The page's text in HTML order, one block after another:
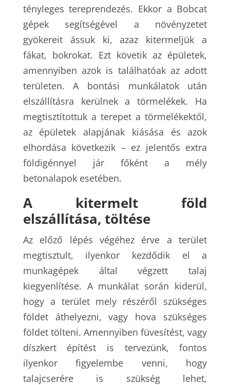
tényleges tereprendezés. Ekkor a Bobcat
gépek segítségével a növényzetet
gyökereit ássuk ki, azaz kitermeljük a
fákat, bokrokat. Ezt követik az épületek,
amennyiben azok is találhatóak az adott
területen. A bontási munkálatok után
elszállításra kerülnek a törmelékek. Ha
megtisztítottuk a terepet a törmelékektől,
az épületek alapjának kiásása és azok
elhordása következik – ez jelentős extra
földigénnyel jár főként a mély
betonalapok esetében.
A kitermelt föld
elszállítása, töltése
Az előző lépés végéhez érve a terület
megtisztult, ilyenkor kezdődik el a
munkagépek által végzett talaj
kiegyenlítése. A munkálat során kiderül,
hogy a terület mely részéről szükséges
földet áthelyezni, vagy hova szükséges
földet tölteni. Amennyiben füvesítést, vagy
díszkert építést is tervezünk, fontos
ilyenkor figyelembe venni, hogy
talajcserére is szükség lehet,